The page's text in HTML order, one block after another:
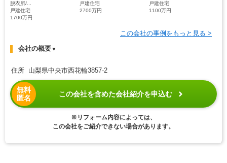
脱衣所/...
戸建住宅
1700万円
戸建住宅
2700万円
戸建住宅
1100万円
この会社の事例をもっと見る >
会社の概要▼
住所 山梨県中央市西花輪3857-2
無料
匿名
この会社を含めた会社紹介を申込む
※リフォーム内容によっては、
この会社をご紹介できない場合があります。